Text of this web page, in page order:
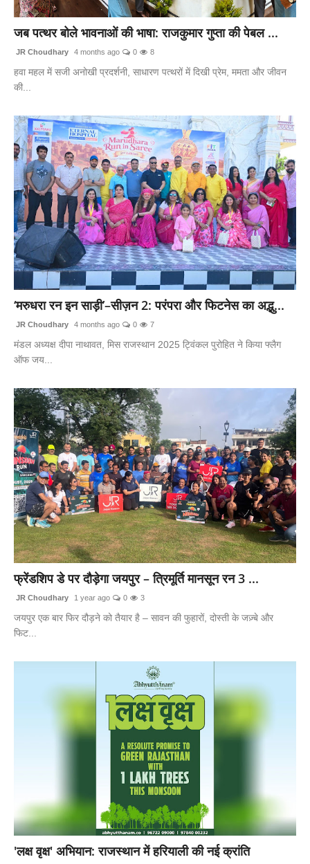
लाइफस्टाइल
मनोरंजन
तकनीक
विशेष
बिज़नेस
जब पत्थर बोले भावनाओं की भाषा: राजकुमार गुप्ता की पेबल ...
JR Choudhary 4 months ago 0 8
हवा महल में सजी अनोखी प्रदर्शनी, साधारण पत्थरों में दिखी प्रेम, ममता और जीवन
की...
‘मरुधरा रन इन साड़ी’–सीज़न 2: परंपरा और फिटनेस का अद्भु...
JR Choudhary 4 months ago 0 7
मंडल अध्यक्ष दीपा नाथावत, मिस राजस्थान 2025 ट्विंकल पुरोहित ने किया फ्लैग
ऑफ जय...
फ्रेंडशिप डे पर दौड़ेगा जयपुर – त्रिमूर्ति मानसून रन 3 ...
JR Choudhary 1 year ago 0 3
जयपुर एक बार फिर दौड़ने को तैयार है – सावन की फुहारों, दोस्ती के जज़्बे और
फिट...
'लक्ष वृक्ष' अभियान: राजस्थान में हरियाली की नई क्रांति